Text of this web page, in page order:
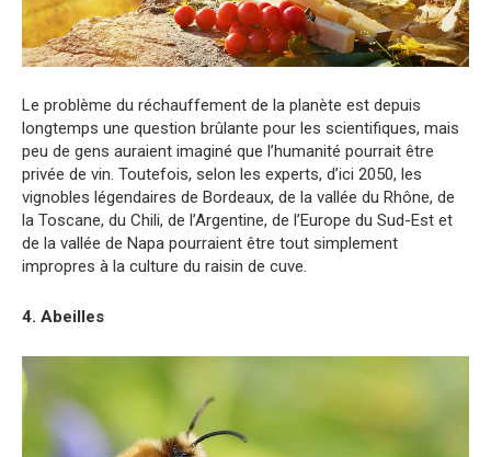
Le problème du réchauffement de la planète est depuis
longtemps une question brûlante pour les scientifiques, mais
peu de gens auraient imaginé que l’humanité pourrait être
privée de vin. Toutefois, selon les experts, d’ici 2050, les
vignobles légendaires de Bordeaux, de la vallée du Rhône, de
la Toscane, du Chili, de l’Argentine, de l’Europe du Sud-Est et
de la vallée de Napa pourraient être tout simplement
impropres à la culture du raisin de cuve.
4. Abeilles